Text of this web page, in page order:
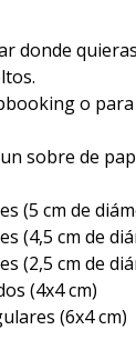
donde
o
sobre de
(5 cm de
(4,5 cm de
(2,5 cm de
(4x4 cm)
(6x4 cm)